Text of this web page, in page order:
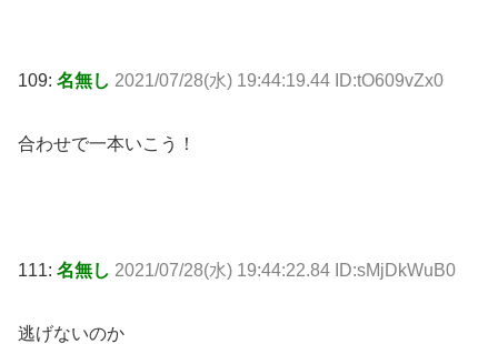
109: 名無し 2021/07/28(水) 19:44:19.44 ID:tO609vZx0
合わせで一本いこう！
111: 名無し 2021/07/28(水) 19:44:22.84 ID:sMjDkWuB0
逃げないのか